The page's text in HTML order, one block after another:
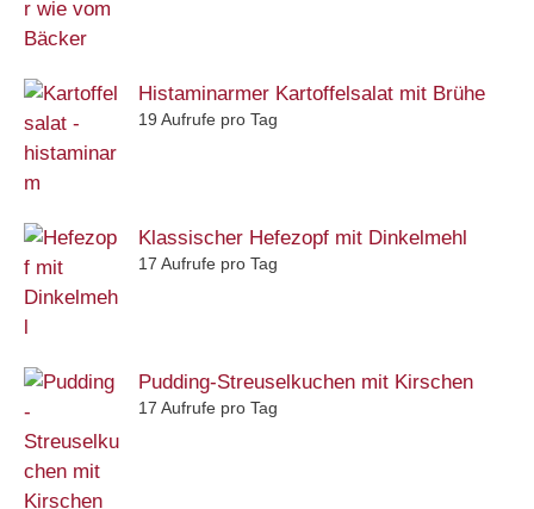
Histaminarmer Kartoffelsalat mit Brühe
19 Aufrufe pro Tag
Klassischer Hefezopf mit Dinkelmehl
17 Aufrufe pro Tag
Pudding-Streuselkuchen mit Kirschen
17 Aufrufe pro Tag